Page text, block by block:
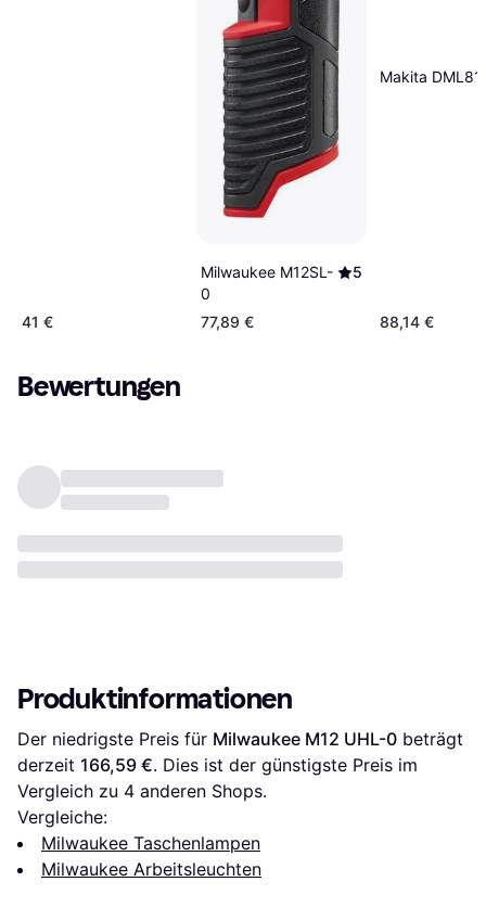
41 €
Milwaukee M12SL-
0
5
77,89 €
Makita
88,14 €
Bewertungen
Produktinformationen
Der niedrigste Preis für Milwaukee M12 UHL-0 beträgt
derzeit 166,59 €. Dies ist der günstigste Preis im
Vergleich zu 4 anderen Shops.
Vergleiche:
Milwaukee Taschenlampen
Milwaukee Arbeitsleuchten